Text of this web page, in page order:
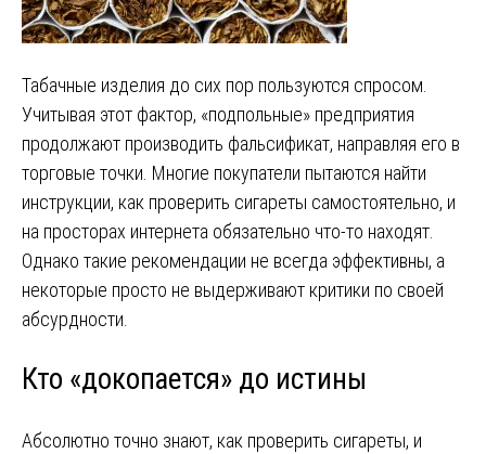
Табачные изделия до сих пор пользуются спросом.
Учитывая этот фактор, «подпольные» предприятия
продолжают производить фальсификат, направляя его в
торговые точки. Многие покупатели пытаются найти
инструкции, как проверить сигареты самостоятельно, и
на просторах интернета обязательно что-то находят.
Однако такие рекомендации не всегда эффективны, а
некоторые просто не выдерживают критики по своей
абсурдности.
Кто «докопается» до истины
Абсолютно точно знают, как проверить сигареты, и